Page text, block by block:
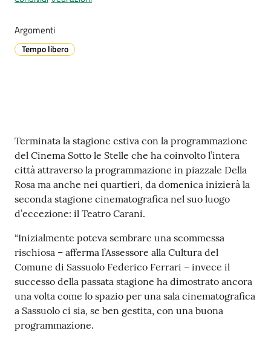
t
e
o
i
t
S
a
s
s
o
l
o
Tutti
gli
argomenti...
Argomenti
Tempo libero
Contenuto
Terminata la stagione estiva con la programmazione
del Cinema Sotto le Stelle che ha coinvolto l’intera
città attraverso la programmazione in piazzale Della
Rosa ma anche nei quartieri, da domenica inizierà la
seconda stagione cinematografica nel suo luogo
d’eccezione: il Teatro Carani.
“Inizialmente poteva sembrare una scommessa
rischiosa – afferma l’Assessore alla Cultura del
Comune di Sassuolo Federico Ferrari – invece il
successo della passata stagione ha dimostrato ancora
una volta come lo spazio per una sala cinematografica
a Sassuolo ci sia, se ben gestita, con una buona
programmazione.